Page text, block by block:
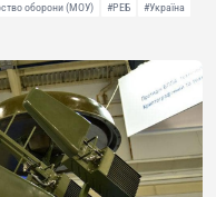
оборони (МОУ) #РЕБ #Україна